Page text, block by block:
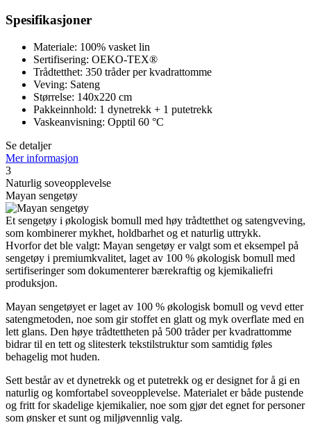
Spesifikasjoner
Materiale: 100% vasket lin
Sertifisering: OEKO-TEX®
Trådtetthet: 350 tråder per kvadrattomme
Veving: Sateng
Størrelse: 140x220 cm
Pakkeinnhold: 1 dynetrekk + 1 putetrekk
Vaskeanvisning: Opptil 60 °C
Se detaljer
Mer informasjon
3
Naturlig soveopplevelse
Mayan sengetøy
Et sengetøy i økologisk bomull med høy trådtetthet og satengveving,
som kombinerer mykhet, holdbarhet og et naturlig uttrykk.
Hvorfor det ble valgt: Mayan sengetøy er valgt som et eksempel på
sengetøy i premiumkvalitet, laget av 100 % økologisk bomull med
sertifiseringer som dokumenterer bærekraftig og kjemikaliefri
produksjon.
Mayan sengetøyet er laget av 100 % økologisk bomull og vevd etter
satengmetoden, noe som gir stoffet en glatt og myk overflate med en
lett glans. Den høye trådtettheten på 500 tråder per kvadrattomme
bidrar til en tett og slitesterk tekstilstruktur som samtidig føles
behagelig mot huden.
Sett består av et dynetrekk og et putetrekk og er designet for å gi en
naturlig og komfortabel soveopplevelse. Materialet er både pustende
og fritt for skadelige kjemikalier, noe som gjør det egnet for personer
som ønsker et sunt og miljøvennlig valg.